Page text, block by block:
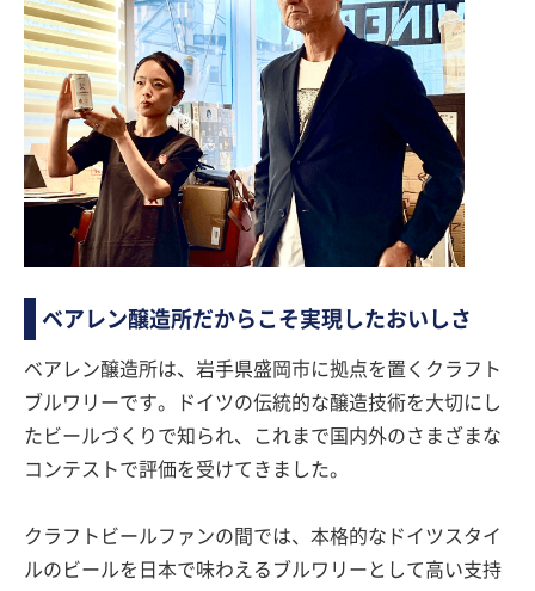
ベアレン醸造所だからこそ実現したおいしさ
ベアレン醸造所は、岩手県盛岡市に拠点を置くクラフト
ブルワリーです。ドイツの伝統的な醸造技術を大切にし
たビールづくりで知られ、これまで国内外のさまざまな
コンテストで評価を受けてきました。
クラフトビールファンの間では、本格的なドイツスタイ
ルのビールを日本で味わえるブルワリーとして高い支持